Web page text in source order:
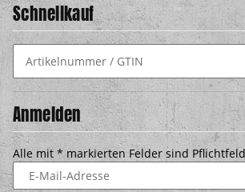
Schnellkauf
Anmelden
Alle mit * markierten Felder sind
E-Mail-Adresse